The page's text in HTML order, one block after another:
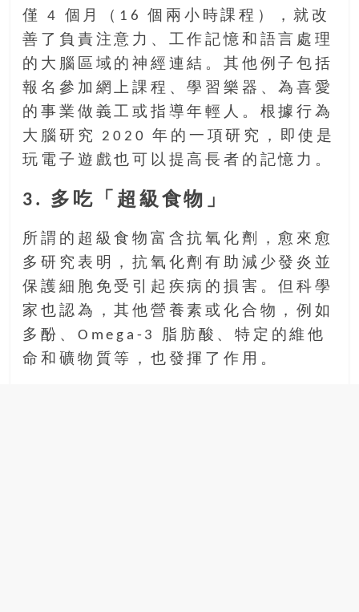
僅 4 個月（16 個兩小時課程），就改
善了負責注意力、工作記憶和語言處理
的大腦區域的神經連結。其他例子包括
報名參加網上課程、學習樂器、為喜愛
的事業做義工或指導年輕人。根據行為
大腦研究 2020 年的一項研究，即使是
玩電子遊戲也可以提高長者的記憶力。
3. 多吃「超級食物」
所謂的超級食物富含抗氧化劑，愈來愈
多研究表明，抗氧化劑有助減少發炎並
保護細胞免受引起疾病的損害。但科學
家也認為，其他營養素或化合物，例如
多酚、Omega-3 脂肪酸、特定的維他
命和礦物質等，也發揮了作用。